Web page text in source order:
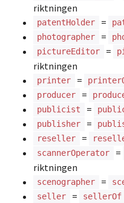
riktningen
patentHolder =
photographer =
pictureEditor =
riktningen
printer =
producer =
publicist =
publisher =
reseller =
scannerOperator =
riktningen
scenographer =
seller = sellerOf